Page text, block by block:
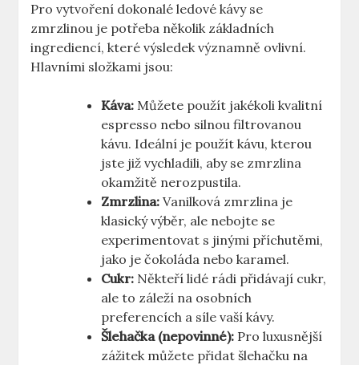
Pro⁣ vytvoření dokonalé ledové kávy se
zmrzlinou je potřeba několik základních
ingrediencí, které výsledek významně ovlivní.
Hlavními složkami jsou:
Káva: Můžete použít jakékoli kvalitní
espresso⁢ nebo silnou filtrovanou​
kávu. Ideální je použít kávu, kterou
jste již vychladili, aby se zmrzlina
okamžitě nerozpustila.
Zmrzlina: Vanilková zmrzlina je
klasický výběr, ale nebojte se
experimentovat‌ s jinými příchutěmi,
jako je čokoláda nebo karamel.
Cukr: Někteří lidé rádi přidávají cukr,
ale to záleží na osobních
preferencích a síle vaší kávy.
Šlehačka‌ (nepovinné): Pro luxusnější
zážitek můžete přidat šlehačku na